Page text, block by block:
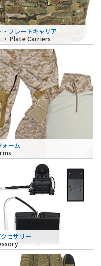
・プレートキャリア
・ Plate Carriers
ォーム
セサリー